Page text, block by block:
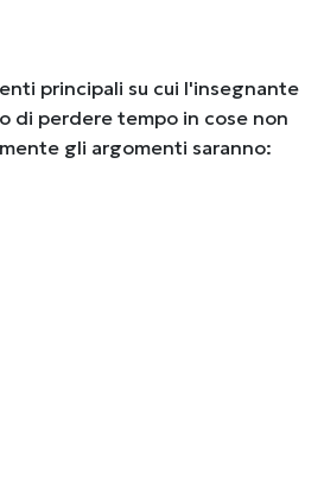
principali su cui l'insegnante
di perdere tempo in cose non
gli argomenti saranno: